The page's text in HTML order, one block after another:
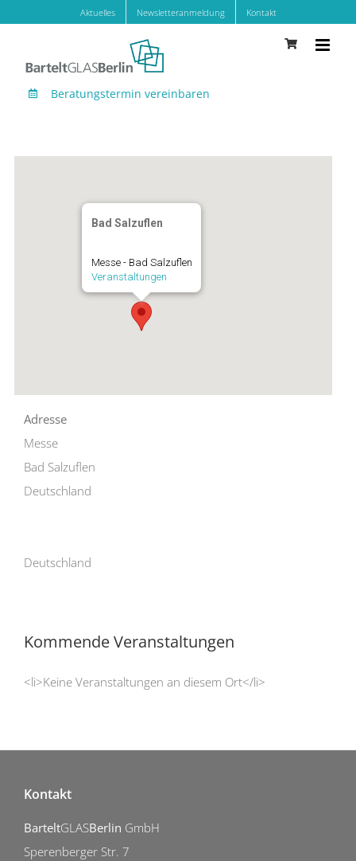
springen
Aktuelles Newsletteranmeldung Kontakt
Beratungstermin vereinbaren
Bad Salzuflen
Messe - Bad Salzuflen
Veranstaltungen
Adresse
Messe
Bad Salzuflen
Deutschland
Deutschland
Kommende Veranstaltungen
<li>Keine Veranstaltungen an diesem Ort</li>
Kontakt
BarteltGLASBerlin GmbH
Sperenberger Str. 7